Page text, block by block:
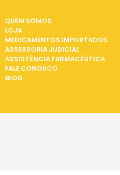
QUEM SOMOS
LOJA
MEDICAMENTOS IMPORTADOS
ASSESSORIA JUDICIAL
ASSISTÊNCIA FARMACÊUTICA
FALE CONOSCO
BLOG